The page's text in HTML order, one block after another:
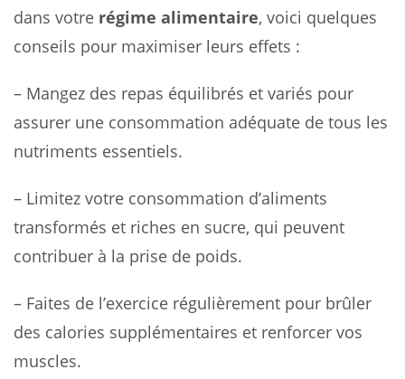
dans votre régime alimentaire, voici quelques
conseils pour maximiser leurs effets :
– Mangez des repas équilibrés et variés pour
assurer une consommation adéquate de tous les
nutriments essentiels.
– Limitez votre consommation d’aliments
transformés et riches en sucre, qui peuvent
contribuer à la prise de poids.
– Faites de l’exercice régulièrement pour brûler
des calories supplémentaires et renforcer vos
muscles.